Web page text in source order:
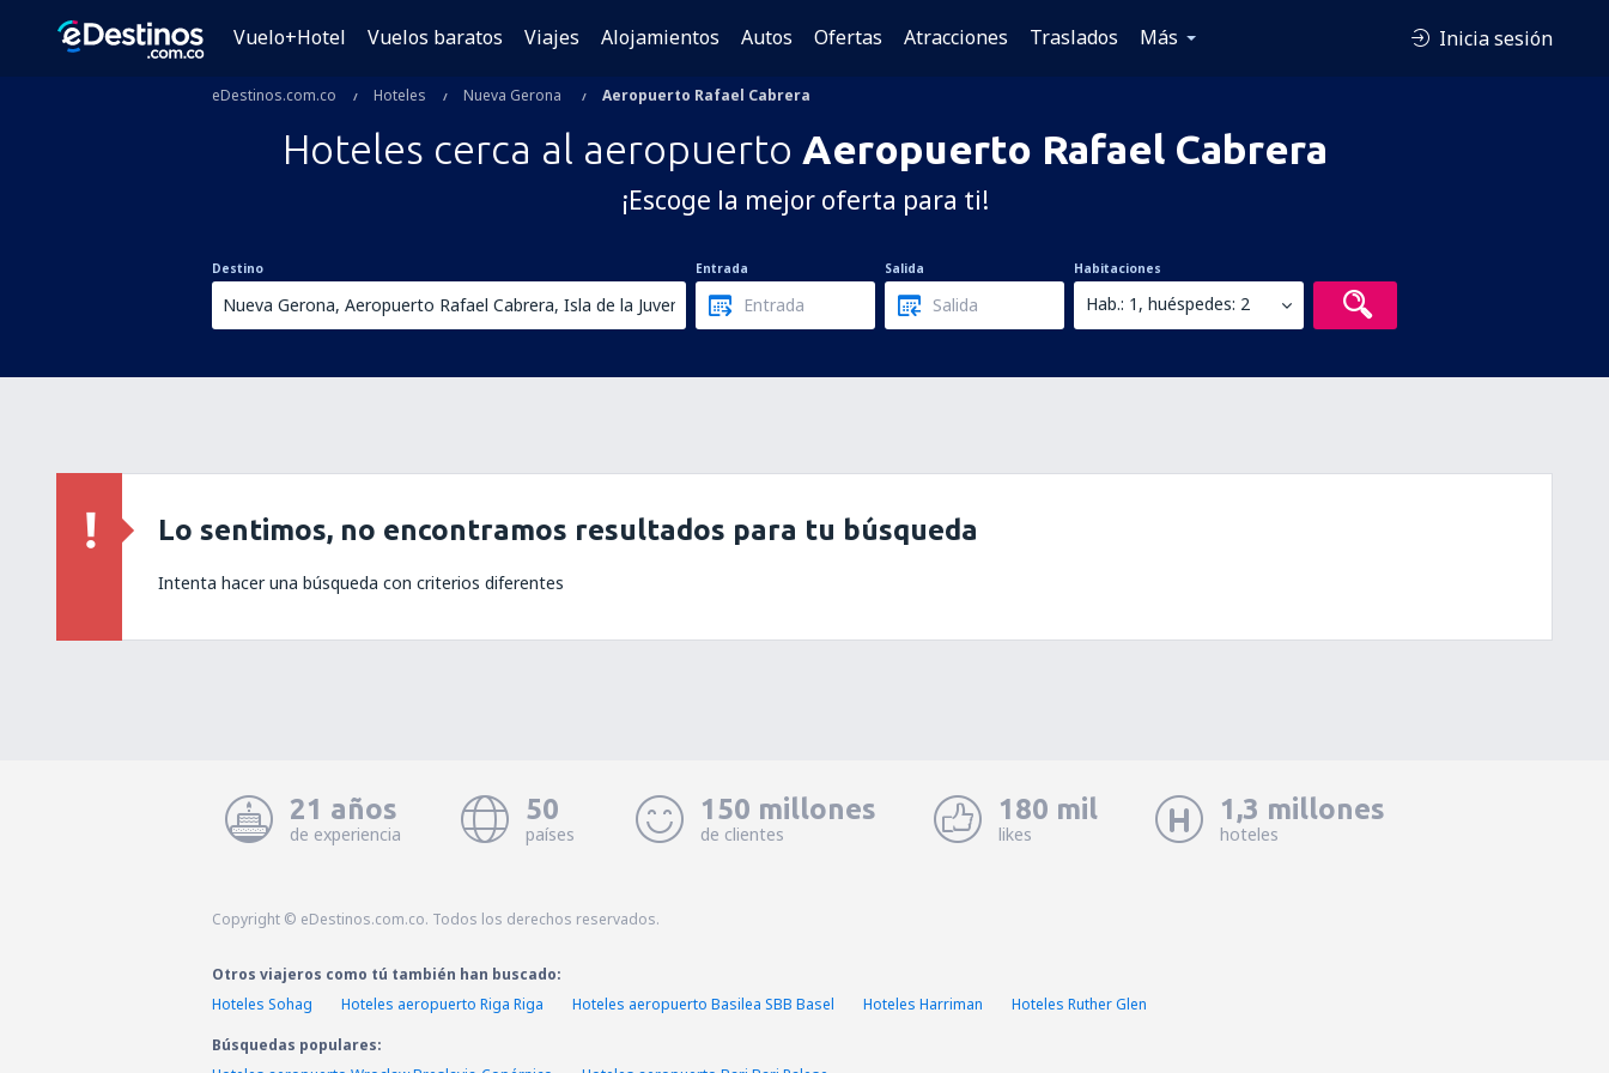
Vuelo+Hotel Vuelos baratos Viajes Alojamientos Autos Ofertas Atracciones Traslados Más Inicia sesión
eDestinos.com.co Hoteles Nueva Gerona Aeropuerto Rafael Cabrera
Hoteles cerca al aeropuerto Aeropuerto Rafael Cabrera
¡Escoge la mejor oferta para ti!
Destino Entrada Salida Habitaciones
Hab.: 1, huéspedes: 2
Lo sentimos, no encontramos resultados para tu búsqueda
Intenta hacer una búsqueda con criterios diferentes
21 años
de experiencia
50
países
150 millones
de clientes
180 mil
likes
1,3 millones
hoteles
Copyright © eDestinos.com.co. Todos los derechos reservados.
Otros viajeros como tú también han buscado:
Hoteles Sohag
Hoteles aeropuerto Riga Riga Hoteles aeropuerto Basilea SBB Basel Hoteles Harriman
Hoteles Ruther Glen
Búsquedas populares: